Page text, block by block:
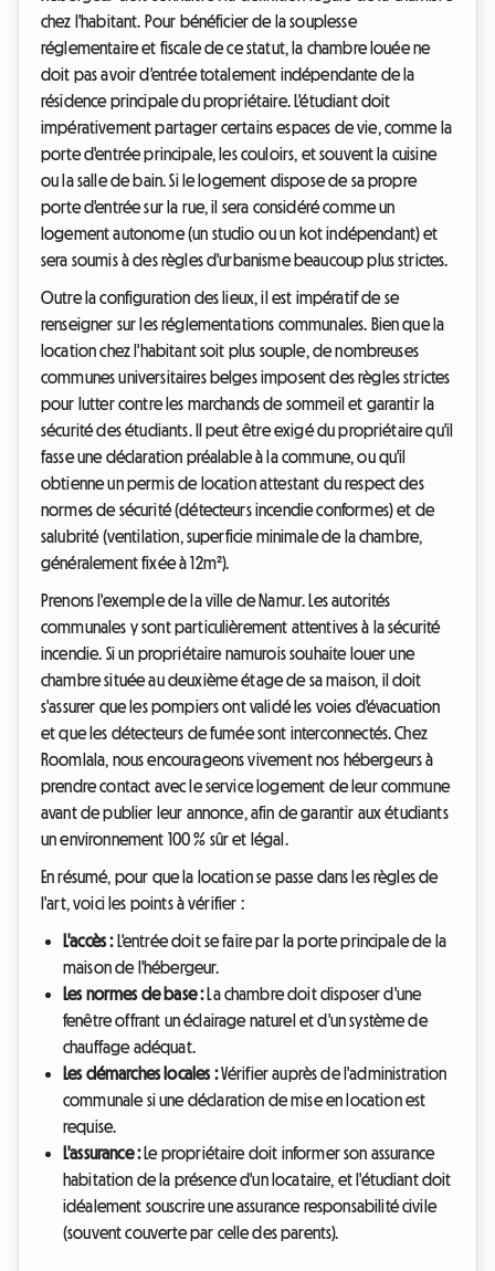
chez l'habitant. Pour bénéficier de la souplesse
réglementaire et fiscale de ce statut, la chambre louée ne
doit pas avoir d'entrée totalement indépendante de la
résidence principale du propriétaire. L'étudiant doit
impérativement partager certains espaces de vie, comme la
porte d'entrée principale, les couloirs, et souvent la cuisine
ou la salle de bain. Si le logement dispose de sa propre
porte d'entrée sur la rue, il sera considéré comme un
logement autonome (un studio ou un kot indépendant) et
sera soumis à des règles d'urbanisme beaucoup plus strictes.
Outre la configuration des lieux, il est impératif de se
renseigner sur les réglementations communales. Bien que la
location chez l'habitant soit plus souple, de nombreuses
communes universitaires belges imposent des règles strictes
pour lutter contre les marchands de sommeil et garantir la
sécurité des étudiants. Il peut être exigé du propriétaire qu'il
fasse une déclaration préalable à la commune, ou qu'il
obtienne un permis de location attestant du respect des
normes de sécurité (détecteurs incendie conformes) et de
salubrité (ventilation, superficie minimale de la chambre,
généralement fixée à 12m²).
Prenons l'exemple de la ville de Namur. Les autorités
communales y sont particulièrement attentives à la sécurité
incendie. Si un propriétaire namurois souhaite louer une
chambre située au deuxième étage de sa maison, il doit
s'assurer que les pompiers ont validé les voies d'évacuation
et que les détecteurs de fumée sont interconnectés. Chez
Roomlala, nous encourageons vivement nos hébergeurs à
prendre contact avec le service logement de leur commune
avant de publier leur annonce, afin de garantir aux étudiants
un environnement 100 % sûr et légal.
En résumé, pour que la location se passe dans les règles de
l'art, voici les points à vérifier :
L'accès :L'entrée doit se faire par la porte principale de la
maison de l'hébergeur.
Les normes de base :La chambre doit disposer d'une
fenêtre offrant un éclairage naturel et d'un système de
chauffage adéquat.
Les démarches locales :Vérifier auprès de l'administration
communale si une déclaration de mise en location est
requise.
L'assurance :Le propriétaire doit informer son assurance
habitation de la présence d'un locataire, et l'étudiant doit
idéalement souscrire une assurance responsabilité civile
(souvent couverte par celle des parents).